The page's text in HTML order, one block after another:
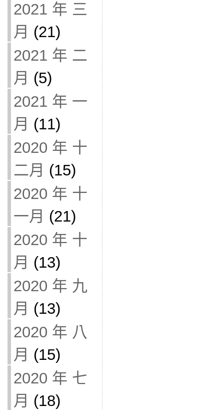
2021 年 三
月 (21)
2021 年 二
月 (5)
2021 年 一
月 (11)
2020 年 十
二月 (15)
2020 年 十
一月 (21)
2020 年 十
月 (13)
2020 年 九
月 (13)
2020 年 八
月 (15)
2020 年 七
月 (18)